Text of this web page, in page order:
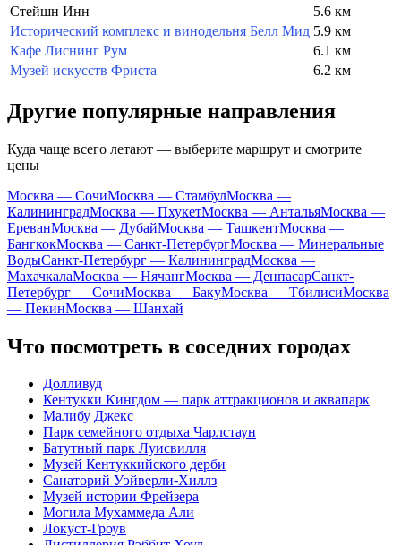
Стейшн Инн
5.6 км
Исторический комплекс и винодельня Белл Мид 5.9 км
Кафе Лиснинг Рум
6.1 км
Музей искусств Фриста
6.2 км
Другие популярные направления
Куда чаще всего летают — выберите маршрут и смотрите
цены
Москва — СочиМосква — СтамбулМосква —
КалининградМосква — ПхукетМосква — АнтальяМосква —
ЕреванМосква — ДубайМосква — ТашкентМосква —
БангкокМосква — Санкт-ПетербургМосква — Минеральные
ВодыСанкт-Петербург — КалининградМосква —
МахачкалаМосква — НячангМосква — ДенпасарСанкт-
Петербург — СочиМосква — БакуМосква — ТбилисиМосква
— ПекинМосква — Шанхай
Что посмотреть в соседних городах
Долливуд
Кентукки Кингдом — парк аттракционов и аквапарк
Малибу Джекс
Парк семейного отдыха Чарлстаун
Батутный парк Луисвилля
Музей Кентуккийского дерби
Санаторий Уэйверли-Хиллз
Музей истории Фрейзера
Могила Мухаммеда Али
Локуст-Гроув